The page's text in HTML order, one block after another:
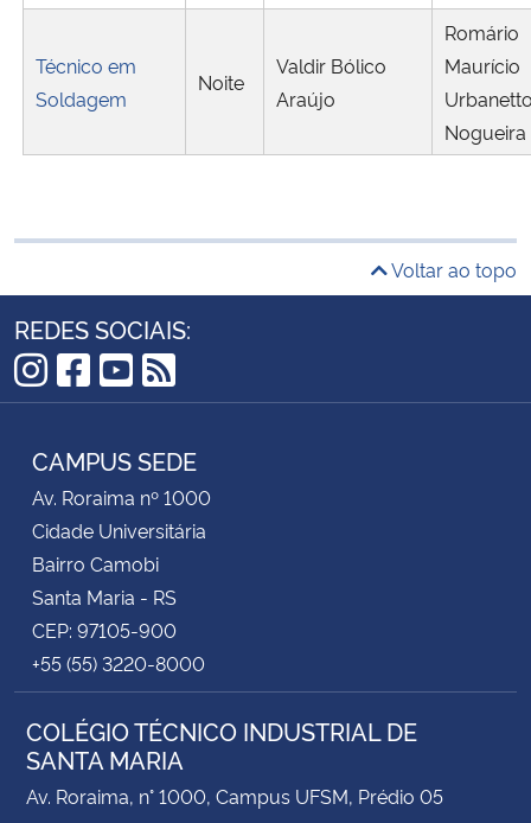
Técnico em
Soldagem
Noite
Valdir Bólico
Araújo
Romário
Maurício
Nogueira
Voltar ao topo
REDES SOCIAIS:
Instagram
Facebook
YouTube
RSS
CAMPUS SEDE
Av. Roraima nº 1000
Cidade Universitária
Bairro Camobi
Santa Maria - RS
CEP: 97105-900
+55 (55) 3220-8000
COLÉGIO TÉCNICO INDUSTRIAL DE
SANTA MARIA
Av. Roraima, n° 1000, Campus UFSM, Prédio 05